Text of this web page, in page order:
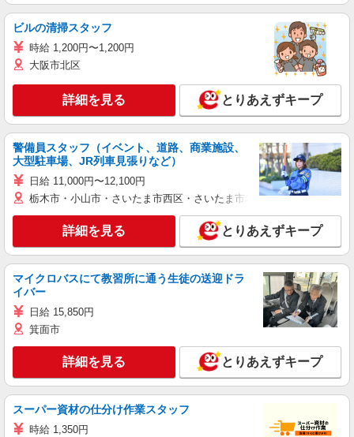
ビルの清掃スタッフ
時給 1,200円〜1,200円
大阪市北区
詳細を見る とりあえずキープ
警備員スタッフ（イベント、道路、商業施設、
大型駐車場、JR列車見張りなど）
日給 11,000円〜12,100円
栃木市・小山市・さいたま市西区・さいたま市岩槻区・久喜市・蓮田
詳細を見る とりあえずキープ
マイクロバスにて教習所に通う生徒の送迎ドラ
イバー
日給 15,850円
箕面市
詳細を見る とりあえずキープ
スーパー資材の仕分け作業スタッフ
時給 1,350円